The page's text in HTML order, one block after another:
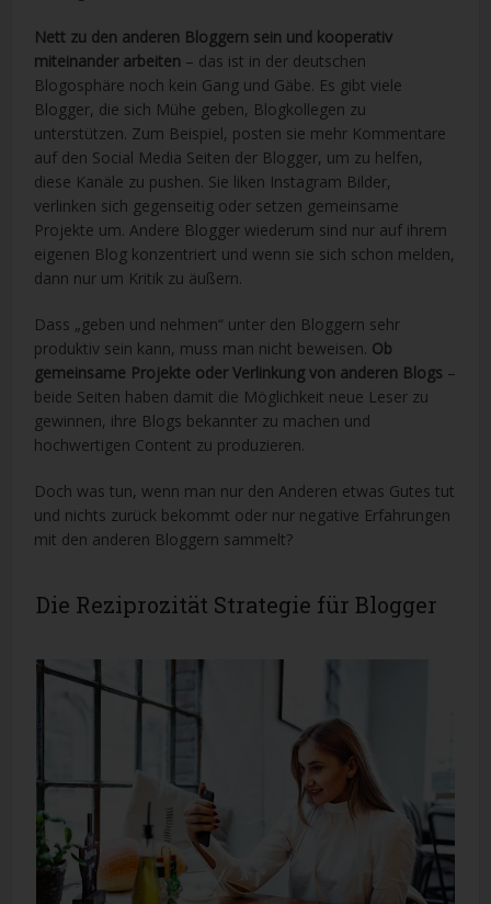
Nett zu den anderen Bloggern sein und kooperativ
miteinander arbeiten – das ist in der deutschen
Blogosphäre noch kein Gang und Gäbe. Es gibt viele
Blogger, die sich Mühe geben, Blogkollegen zu
unterstützen. Zum Beispiel, posten sie mehr Kommentare
auf den Social Media Seiten der Blogger, um zu helfen,
diese Kanäle zu pushen. Sie liken Instagram Bilder,
verlinken sich gegenseitig oder setzen gemeinsame
Projekte um. Andere Blogger wiederum sind nur auf ihrem
eigenen Blog konzentriert und wenn sie sich schon melden,
dann nur um Kritik zu äußern.
Dass „geben und nehmen“ unter den Bloggern sehr
produktiv sein kann, muss man nicht beweisen. Ob
gemeinsame Projekte oder Verlinkung von anderen Blogs –
beide Seiten haben damit die Möglichkeit neue Leser zu
gewinnen, ihre Blogs bekannter zu machen und
hochwertigen Content zu produzieren.
Doch was tun, wenn man nur den Anderen etwas Gutes tut
und nichts zurück bekommt oder nur negative Erfahrungen
mit den anderen Bloggern sammelt?
Die Reziprozität Strategie für Blogger